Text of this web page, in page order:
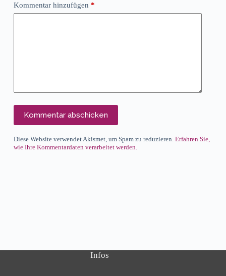
Kommentar hinzufügen *
Kommentar abschicken
Diese Website verwendet Akismet, um Spam zu reduzieren. Erfahren Sie,
wie Ihre Kommentardaten verarbeitet werden.
Infos